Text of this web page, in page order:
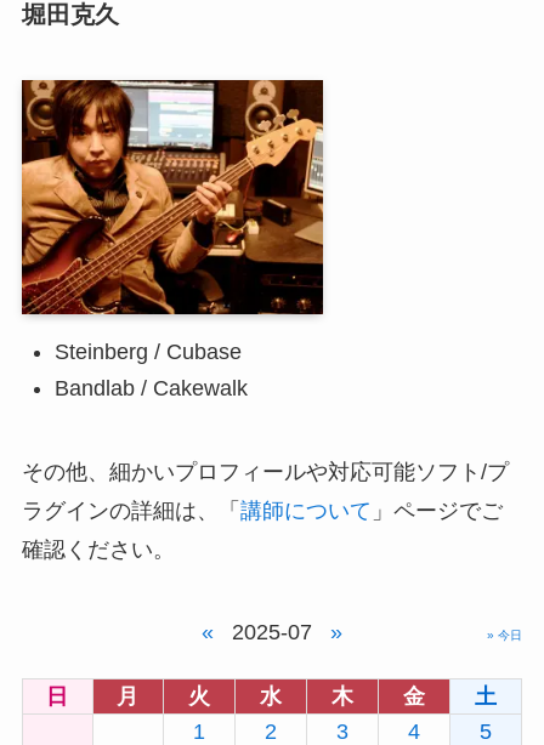
堀田克久
Steinberg / Cubase
Bandlab / Cakewalk
その他、細かいプロフィールや対応可能ソフト/プ
ラグインの詳細は、「 講師について 」ページでご
確認ください。
« 2025-07 » » 今日
日 月 火 水 木 金
土
1
2 3 4
5